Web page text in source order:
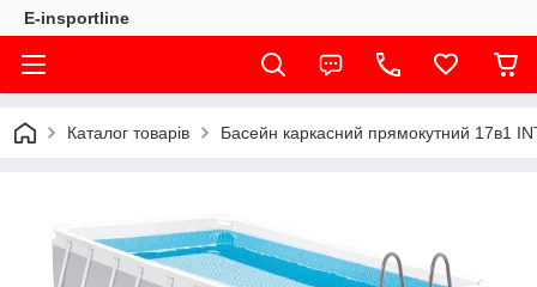
E-insportline
Каталог товарів Басейн каркасний прямокутний 17в1